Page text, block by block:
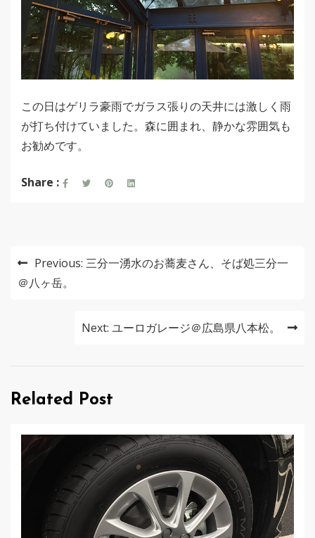
この日はゲリラ豪雨でガラス張りの天井には激しく雨
が打ち付けていました。森に囲まれ、静かな雰囲気も
お勧めです。
Share :
投
稿
シ
ョ
Previous: 三分一湧水のお蕎麦さん、そば処三分一
＠八ヶ岳。
Next: ユーロガレージ＠広島県八本松。
Related Post